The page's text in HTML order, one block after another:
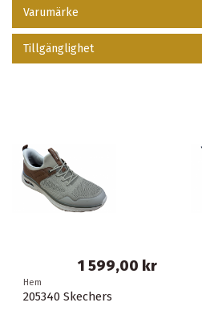
Varumärke
Tillgänglighet
Hem
205340 Skechers
1 599,00 kr